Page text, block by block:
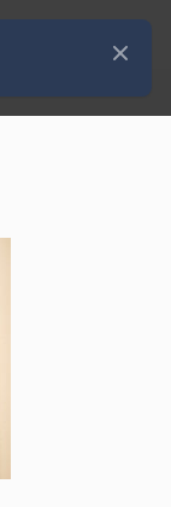
Zamknij